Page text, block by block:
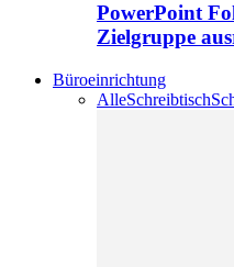
PowerPoint
Zielgruppe
Büroeinrichtung
AlleSchreibtisch